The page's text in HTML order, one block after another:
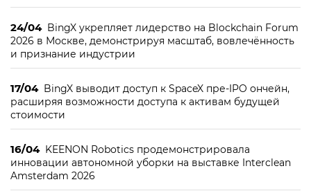
24/04 BingX укрепляет лидерство на Blockchain Forum
2026 в Москве, демонстрируя масштаб, вовлечённость
и признание индустрии
17/04 BingX выводит доступ к SpaceX пре-IPO ончейн,
расширяя возможности доступа к активам будущей
стоимости
16/04 KEENON Robotics продемонстрировала
инновации автономной уборки на выставке Interclean
Amsterdam 2026